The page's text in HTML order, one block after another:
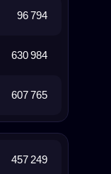
96 794
630 984
607 765
457 249